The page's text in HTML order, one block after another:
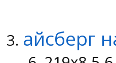
3. айсберг